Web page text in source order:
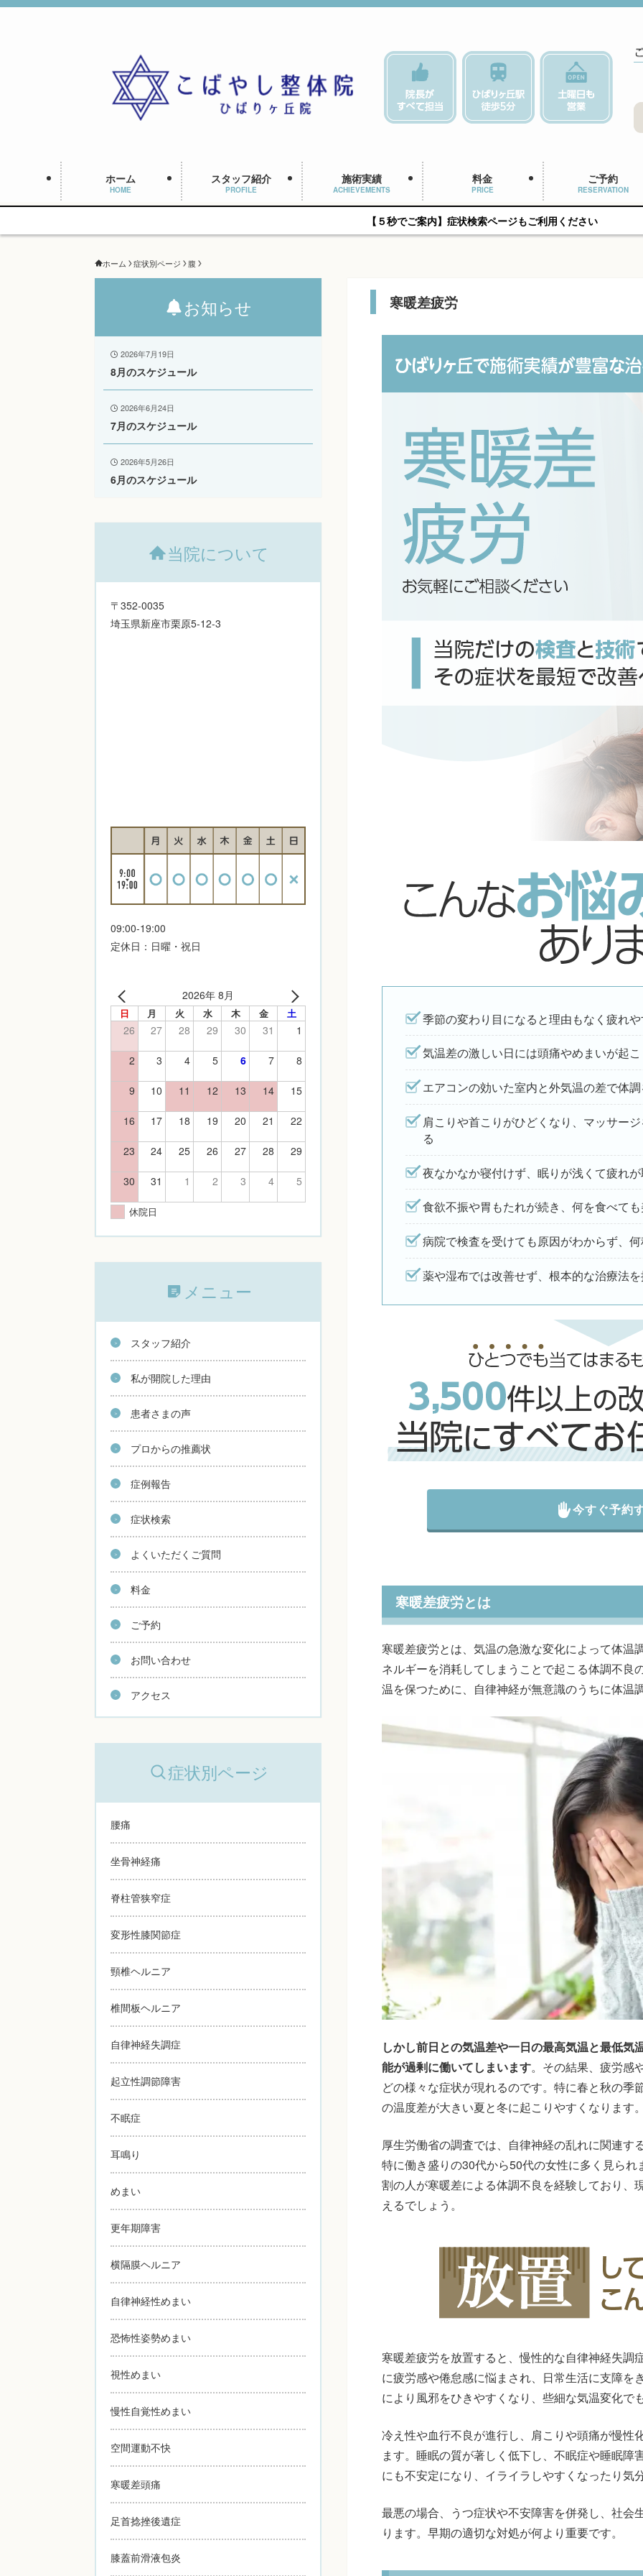
ホーム
HOME
スタッフ紹介
PROFILE
施術実績
ACHIEVEMENTS
料金
PRICE
ご予約
RESERVATION
【５秒でご案内】症状検索ページもご利用ください
ホーム 症状別ページ 腹
寒暖差疲労
季節の変わり目になると理由もなく疲れ
気温差の激しい日には頭痛やめまいが起
エアコンの効いた室内と外気温の差で体
肩こりや首こりがひどくなり、マッサー
る
夜なかなか寝付けず、眠りが浅くて疲れ
食欲不振や胃もたれが続き、何を食べて
病院で検査を受けても原因がわからず、
薬や湿布では改善せず、根本的な治療法
今すぐ予約
寒暖差疲労とは
寒暖差疲労とは、気温の急激な変化によって体温
ネルギーを消耗してしまうことで起こる体調不良
温を保つために、自律神経が無意識のうちに体温
しかし前日との気温差や一日の最高気温と最低気
能が過剰に働いてしまいます。その結果、疲労感
どの様々な症状が現れるのです。特に春と秋の季
の温度差が大きい夏と冬に起こりやすくなります
厚生労働省の調査では、自律神経の乱れに関連す
特に働き盛りの30代から50代の女性に多く見ら
割の人が寒暖差による体調不良を経験しており、
えるでしょう。
寒暖差疲労を放置すると、慢性的な自律神経失調
に疲労感や倦怠感に悩まされ、日常生活に支障を
により風邪をひきやすくなり、些細な気温変化で
冷え性や血行不良が進行し、肩こりや頭痛が慢性
ます。睡眠の質が著しく低下し、不眠症や睡眠障
にも不安定になり、イライラしやすくなったり気
最悪の場合、うつ症状や不安障害を併発し、社会
ります。早期の適切な対処が何より重要です。
お知らせ
2026年7月19日
8月のスケジュール
2026年6月24日
7月のスケジュール
2026年5月26日
6月のスケジュール
当院について
〒352-0035
埼玉県新座市栗原5-12-3
09:00-19:00
定休日：日曜・祝日
2026年 8月
日 月 火 水 木 金 土
26 27 28 29 30 31 1
2 3 4 5 6 7 8
9 10 11 12 13 14 15
16 17 18 19 20 21 22
23 24 25 26 27 28 29
30 31 1 2 3 4 5
休院日
メニュー
スタッフ紹介
私が開院した理由
患者さまの声
プロからの推薦状
症例報告
症状検索
よくいただくご質問
料金
ご予約
お問い合わせ
アクセス
症状別ページ
腰痛
坐骨神経痛
脊柱管狭窄症
変形性膝関節症
頸椎ヘルニア
椎間板ヘルニア
自律神経失調症
起立性調節障害
不眠症
耳鳴り
めまい
更年期障害
横隔膜ヘルニア
自律神経性めまい
恐怖性姿勢めまい
視性めまい
慢性自覚性めまい
空間運動不快
寒暖差頭痛
足首捻挫後遺症
膝蓋前滑液包炎